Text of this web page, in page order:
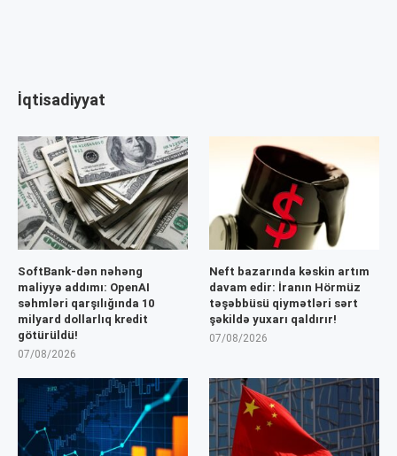
İqtisadiyyat
SoftBank-dən nəhəng
maliyyə addımı: OpenAI
səhmləri qarşılığında 10
milyard dollarlıq kredit
götürüldü!
07/08/2026
Neft bazarında kəskin artım
davam edir: İranın Hörmüz
təşəbbüsü qiymətləri sərt
şəkildə yuxarı qaldırır!
07/08/2026